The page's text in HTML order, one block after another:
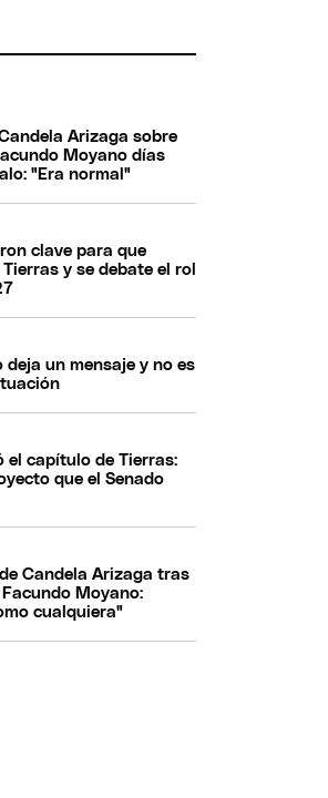
Arizaga sobre
Moyano días
"Era normal"
clave para que
y se debate el rol
deja un mensaje y no es
el capítulo de Tierras:
que el Senado
Candela Arizaga tras
Moyano:
cualquiera"